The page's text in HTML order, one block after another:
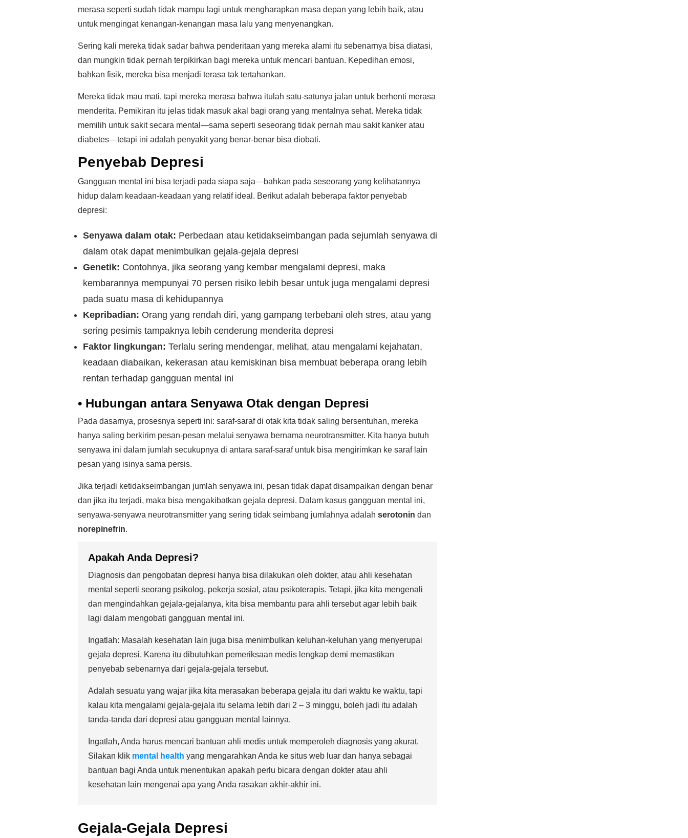
merasa seperti sudah tidak mampu lagi untuk mengharapkan masa depan yang lebih baik, atau
untuk mengingat kenangan-kenangan masa lalu yang menyenangkan.
Sering kali mereka tidak sadar bahwa penderitaan yang mereka alami itu sebenarnya bisa diatasi,
dan mungkin tidak pernah terpikirkan bagi mereka untuk mencari bantuan. Kepedihan emosi,
bahkan fisik, mereka bisa menjadi terasa tak tertahankan.
Mereka tidak mau mati, tapi mereka merasa bahwa itulah satu-satunya jalan untuk berhenti merasa
menderita. Pemikiran itu jelas tidak masuk akal bagi orang yang mentalnya sehat. Mereka tidak
memilih untuk sakit secara mental—sama seperti seseorang tidak pernah mau sakit kanker atau
diabetes—tetapi ini adalah penyakit yang benar-benar bisa diobati.
Penyebab Depresi
Gangguan mental ini bisa terjadi pada siapa saja—bahkan pada seseorang yang kelihatannya
hidup dalam keadaan-keadaan yang relatif ideal. Berikut adalah beberapa faktor penyebab
depresi:
Senyawa dalam otak: Perbedaan atau ketidakseimbangan pada sejumlah senyawa di
dalam otak dapat menimbulkan gejala-gejala depresi
Genetik: Contohnya, jika seorang yang kembar mengalami depresi, maka
kembarannya mempunyai 70 persen risiko lebih besar untuk juga mengalami depresi
pada suatu masa di kehidupannya
Kepribadian: Orang yang rendah diri, yang gampang terbebani oleh stres, atau yang
sering pesimis tampaknya lebih cenderung menderita depresi
Faktor lingkungan: Terlalu sering mendengar, melihat, atau mengalami kejahatan,
keadaan diabaikan, kekerasan atau kemiskinan bisa membuat beberapa orang lebih
rentan terhadap gangguan mental ini
• Hubungan antara Senyawa Otak dengan Depresi
Pada dasarnya, prosesnya seperti ini: saraf-saraf di otak kita tidak saling bersentuhan, mereka
hanya saling berkirim pesan-pesan melalui senyawa bernama neurotransmitter. Kita hanya butuh
senyawa ini dalam jumlah secukupnya di antara saraf-saraf untuk bisa mengirimkan ke saraf lain
pesan yang isinya sama persis.
Jika terjadi ketidakseimbangan jumlah senyawa ini, pesan tidak dapat disampaikan dengan benar
dan jika itu terjadi, maka bisa mengakibatkan gejala depresi. Dalam kasus gangguan mental ini,
senyawa-senyawa neurotransmitter yang sering tidak seimbang jumlahnya adalah serotonin dan
norepinefrin.
Apakah Anda Depresi?
Diagnosis dan pengobatan depresi hanya bisa dilakukan oleh dokter, atau ahli kesehatan
mental seperti seorang psikolog, pekerja sosial, atau psikoterapis. Tetapi, jika kita mengenali
dan mengindahkan gejala-gejalanya, kita bisa membantu para ahli tersebut agar lebih baik
lagi dalam mengobati gangguan mental ini.
Ingatlah: Masalah kesehatan lain juga bisa menimbulkan keluhan-keluhan yang menyerupai
gejala depresi. Karena itu dibutuhkan pemeriksaan medis lengkap demi memastikan
penyebab sebenarnya dari gejala-gejala tersebut.
Adalah sesuatu yang wajar jika kita merasakan beberapa gejala itu dari waktu ke waktu, tapi
kalau kita mengalami gejala-gejala itu selama lebih dari 2 – 3 minggu, boleh jadi itu adalah
tanda-tanda dari depresi atau gangguan mental lainnya.
Ingatlah, Anda harus mencari bantuan ahli medis untuk memperoleh diagnosis yang akurat.
Silakan klik mental health yang mengarahkan Anda ke situs web luar dan hanya sebagai
bantuan bagi Anda untuk menentukan apakah perlu bicara dengan dokter atau ahli
kesehatan lain mengenai apa yang Anda rasakan akhir-akhir ini.
Gejala-Gejala Depresi